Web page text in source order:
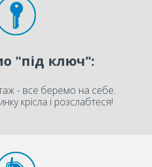
"під ключ":
- все беремо на себе.
крісла і розслабтеся!